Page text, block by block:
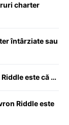
charter
întârziate sau
este că …
Riddle este